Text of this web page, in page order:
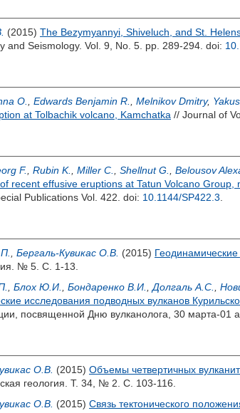
(2015) The Bezymyannyi, Shiveluch, and St.
and Seismology. Vol. 9, No. 5. pp. 289-294. doi:
O. Edwards Benjamin R. Melnikov Dmitry,
at Tolbachik volcano, Kamchatka // Journal of
F. Rubin K. Miller C. Shellnut G. Belousov
recent effusive eruptions at Tatun Volcano Group,
Publications Vol. 422. doi: 10.1144/SP422.3
Бергаль-Кувикас О.В. (2015)
№ 5. С. 1-13.
Блох Ю.И. Бондаренко В.И. Долгаль А.С.
исследования подводных вулканов
посвященной Дню вулканолога, 30 марта-01
О.В. (2015) Объемы четвертичных
геология. Т. 34, № 2. С. 103-116.
О.В. (2015) Связь тектонического